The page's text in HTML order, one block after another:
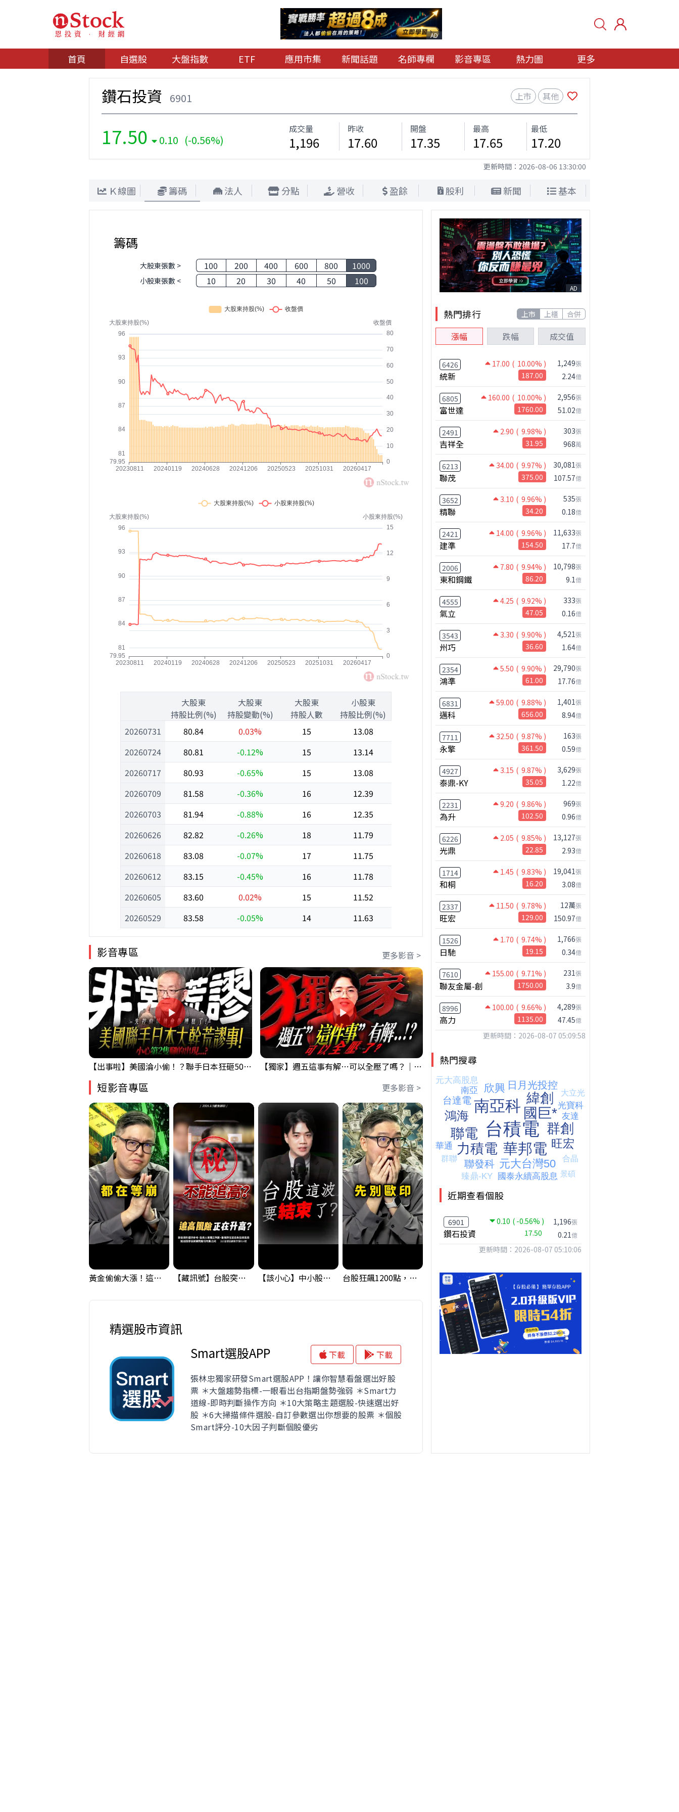
AD
首頁 自選股 大盤指數 ETF 應用市集 新聞話題 名師專欄 影音專區 熱力圖 更多
鑽石投資 6901 上市 其他
17.50 0.10 (-0.56%)
成交量
1,196
昨收
17.60
開盤
17.35
最高
17.65
最低
17.20
更新時間： 2026-08-06 13:30:00
Ｋ線圖 籌碼 法人 分點 營收 盈餘 股利 新聞 基本
籌碼
大股東張數 > 100 200 400 600 800 1000
小股東張數 < 10 20 30 40 50 100
20260731
20260724
20260717
20260709
20260703
20260626
20260618
20260612
20260605
20260529
大股東
持股比例(%)
大股東
持股變動(%)
大股東
持股人數
小股東
持股比例(%)
80.84
0.03% 15
13.08
80.81
-0.12% 15
13.14
80.93
-0.65% 15
13.08
81.58
-0.36% 16
12.39
81.94
-0.88% 16
12.35
82.82
-0.26% 18
11.79
83.08
-0.07% 17
11.75
83.15
-0.45% 16
11.78
83.60
0.02% 15
11.52
83.58
-0.05% 14 11.63
影音專區 更多影音 >
【出事啦】美國淪小偷！？聯手日本狂砸50億幹荒謬事！美元急殺黃金噴發，外資準備血洗台股！？｜ Mr.永年 李｜ 盤後講股 Mr.永年 李 2026 / 08 / 06 【獨家】週五這事有解⋯可以全壓了嗎？｜錢進大趨勢 Mr.智霖 陳 2026/08/06
短影音專區 更多影音 >
黃金偷偷大漲！這才是決定台股生死的「真風向球」！｜Mr.Jimmy高志銘 #黃金 #美元指數 #聯準會 【藏訊號】台股突破季線，週一我提醒了這個關鍵訊號 【該小心】中小股派對結束 ? 關鍵訊號都指向... 台股狂飆1200點，但還有兩關沒過｜Mr.Jimmy高志銘 #台股 #期貨 #加權指數 【我被黑了?】是真的聽不懂嗎...還是... #股票分析 #因果分析
精選股市資訊
Smart選股APP
下載
下載
張林忠獨家研發Smart選股APP！讓你智慧看盤選出好股
票 ＊大盤趨勢指標-一眼看出台指期盤勢強弱 ＊Smart力
道線-即時判斷操作方向 ＊10大策略主題選股-快速選出好
股 ＊6大掃描條件選股-自訂參數選出你想要的股票 ＊個股
Smart評分-10大因子判斷個股優劣
AD
熱門排行 上市 上櫃 合併
漲幅 跌幅 成交值
6426 17.00 ( 10.00% )
統新 187.00
1,249張
2.24億
6805 160.00 ( 10.00% )
富世達 1760.00
2,956張
51.02億
2491 2.90 ( 9.98% )
吉祥全 31.95
303張
968萬
6213 34.00 ( 9.97% )
聯茂 375.00
30,081張
107.57億
3652 3.10 ( 9.96% )
精聯 34.20
535張
0.18億
2421 14.00 ( 9.96% )
建準 154.50
11,633張
17.7億
2006 7.80 ( 9.94% )
東和鋼鐵 86.20
10,798張
9.1億
4555 4.25 ( 9.92% )
氣立 47.05
333張
0.16億
3543 3.30 ( 9.90% )
州巧 36.60
4,521張
1.64億
2354 5.50 ( 9.90% )
鴻準 61.00
29,790張
17.76億
6831 59.00 ( 9.88% )
邁科 656.00
1,401張
8.94億
7711 32.50 ( 9.87% )
永擎 361.50
163張
0.59億
4927 3.15 ( 9.87% )
泰鼎-KY 35.05
3,629張
1.22億
2231 9.20 ( 9.86% )
為升 102.50
969張
0.96億
6226 2.05 ( 9.85% )
光鼎 22.85
13,127張
2.93億
1714 1.45 ( 9.83% )
和桐 16.20
19,041張
3.08億
2337 11.50 ( 9.78% )
旺宏 129.00
12萬張
150.97億
1526 1.70 ( 9.74% )
日馳 19.15
1,766張
0.34億
7610 155.00 ( 9.71% )
聯友金屬-創 1750.00
231張
3.9億
8996 100.00 ( 9.66% )
高力 1135.00
4,289張
47.45億
更新時間：2026-08-07 05:09:58
熱門搜尋
近期查看個股
6901 0.10 ( -0.56% )
鑽石投資 17.50
1,196張
0.21億
更新時間：2026-08-07 05:10:06